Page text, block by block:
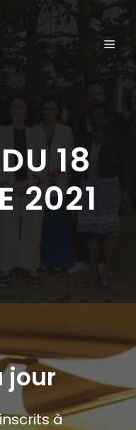
18
2021
jour
à